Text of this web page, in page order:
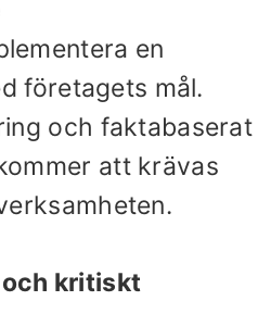
en
företagets mål.
och faktabaserat
att krävas
kritiskt